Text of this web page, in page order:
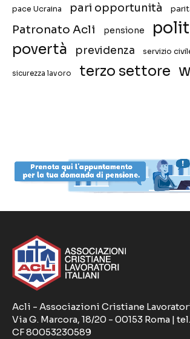
pace Ucraina pari opportunità
Patronato Acli pensione
povertà previdenza servizio
sicurezza lavoro terzo settore
Acli - Associazioni Cristiane
Via G. Marcora, 18/20 - 00153 Roma |
CF 80053230589